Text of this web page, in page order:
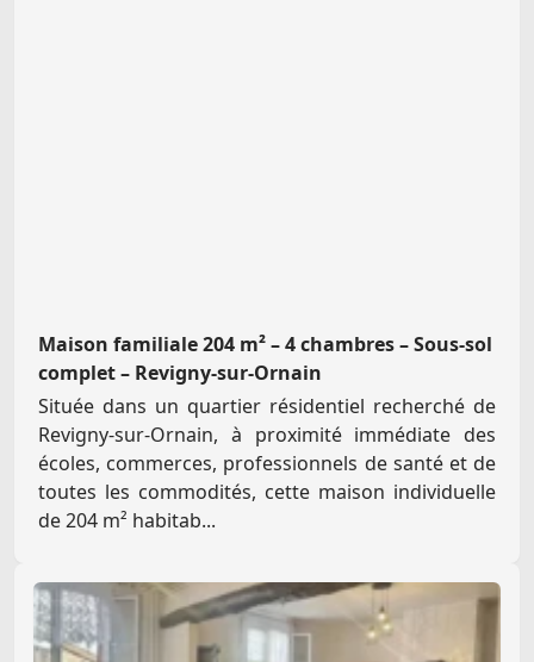
Maison familiale 204 m² – 4 chambres – Sous-sol
complet – Revigny-sur-Ornain
Située dans un quartier résidentiel recherché de
Revigny-sur-Ornain, à proximité immédiate des
écoles, commerces, professionnels de santé et de
toutes les commodités, cette maison individuelle
de 204 m² habitab...